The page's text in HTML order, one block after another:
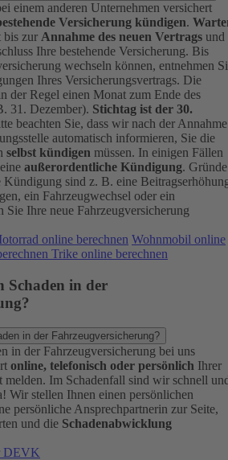
einem anderen Unternehmen versichert
Versicherung kündigen.
bis zur Annahme des neuen Vertrags und
Ihre bestehende Versicherung. Bis
wechseln können, entnehmen
Ihres Versicherungsvertrags. Die
der Regel einen Monat zum Ende des
31. Dezember). Stichtag ist der 30.
beachten Sie, dass wir nach der Annahme
automatisch informieren, Sie die
selbst kündigen müssen. In einigen Fällen
außerordentliche Kündigung. Gründe
Kündigung sind z. B. eine
ein Fahrzeugwechsel oder ein
Sie Ihre neue Fahrzeugversicherung
online berechnen Wohnmobil online
Trike online berechnen
Schaden in der
in der Fahrzeugversicherung?
in der Fahrzeugversicherung bei uns
online, telefonisch oder persönlich Ihrer
Im Schadenfall sind wir schnell
Wir stellen Ihnen einen persönlichen
persönliche Ansprechpartnerin zur Seite,
und die Schadenabwicklung
DEVK